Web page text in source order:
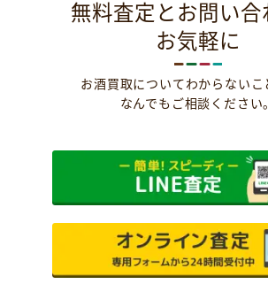
無料査定とお問い合
お気軽に
お酒買取についてわからないこ
なんでもご相談ください。